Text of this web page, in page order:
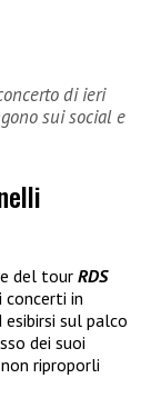
di ieri
sui social e
del tour RDS
in
sul palco
dei suoi
riproporli